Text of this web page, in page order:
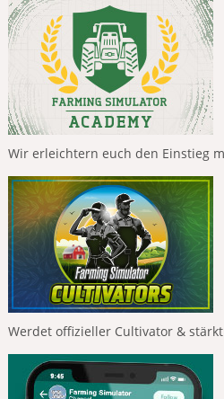
Wir erleichtern euch den Einstieg
Werdet offizieller Cultivator &